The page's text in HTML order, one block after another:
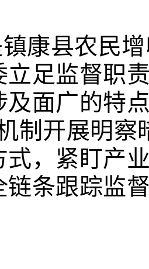
康县农民
立足监督职
及面广的特
制开展明
式，紧盯产
链条跟踪监